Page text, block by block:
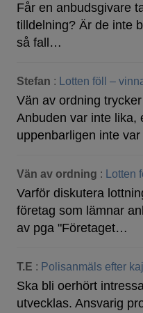
Får en anbudsgivare
tilldelning? Är de inte
så fall…
Stefan : Lotten föll –
Vän av ordning
Anbuden var inte lika,
uppenbarligen inte
Vän av ordning : Lotten
Varför diskutera
företag som lämnar
av pga "Företaget…
T.E : Polisanmäls efter
Ska bli oerhört
utvecklas. Ansvarig